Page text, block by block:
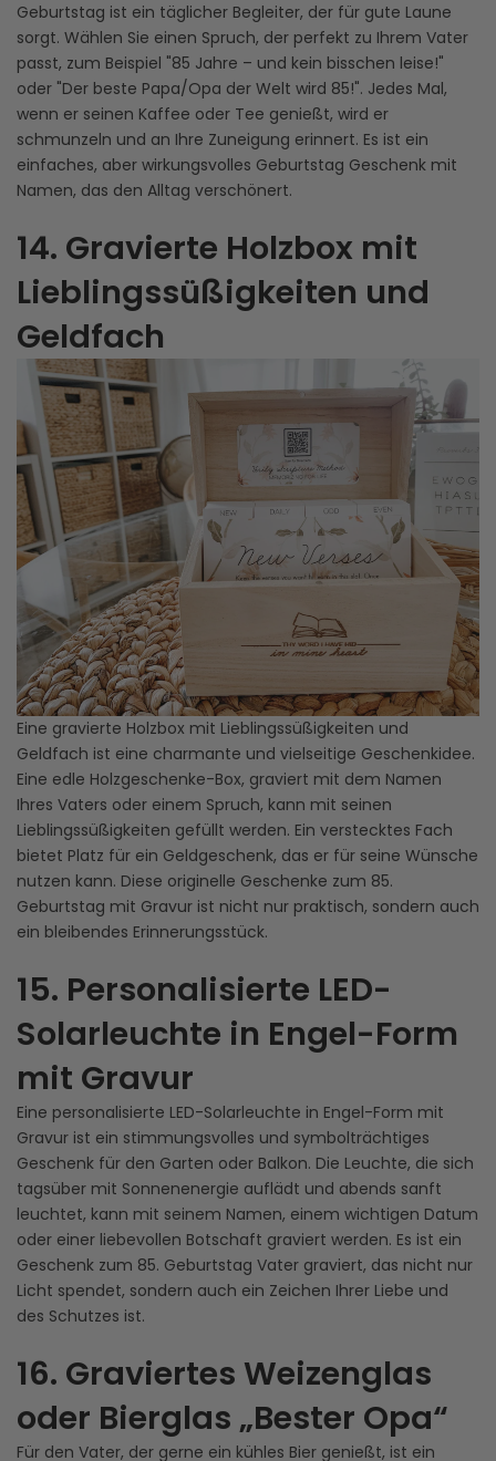
Geburtstag ist ein täglicher Begleiter, der für gute Laune
sorgt. Wählen Sie einen Spruch, der perfekt zu Ihrem Vater
passt, zum Beispiel "85 Jahre – und kein bisschen leise!"
oder "Der beste Papa/Opa der Welt wird 85!". Jedes Mal,
wenn er seinen Kaffee oder Tee genießt, wird er
schmunzeln und an Ihre Zuneigung erinnert. Es ist ein
einfaches, aber wirkungsvolles Geburtstag Geschenk mit
Namen, das den Alltag verschönert.
14. Gravierte Holzbox mit
Lieblingssüßigkeiten und
Geldfach
Eine gravierte Holzbox mit Lieblingssüßigkeiten und
Geldfach ist eine charmante und vielseitige Geschenkidee.
Eine edle Holzgeschenke-Box, graviert mit dem Namen
Ihres Vaters oder einem Spruch, kann mit seinen
Lieblingssüßigkeiten gefüllt werden. Ein verstecktes Fach
bietet Platz für ein Geldgeschenk, das er für seine Wünsche
nutzen kann. Diese originelle Geschenke zum 85.
Geburtstag mit Gravur ist nicht nur praktisch, sondern auch
ein bleibendes Erinnerungsstück.
15. Personalisierte LED-
Solarleuchte in Engel-Form
mit Gravur
Eine personalisierte LED-Solarleuchte in Engel-Form mit
Gravur ist ein stimmungsvolles und symbolträchtiges
Geschenk für den Garten oder Balkon. Die Leuchte, die sich
tagsüber mit Sonnenenergie auflädt und abends sanft
leuchtet, kann mit seinem Namen, einem wichtigen Datum
oder einer liebevollen Botschaft graviert werden. Es ist ein
Geschenk zum 85. Geburtstag Vater graviert, das nicht nur
Licht spendet, sondern auch ein Zeichen Ihrer Liebe und
des Schutzes ist.
16. Graviertes Weizenglas
oder Bierglas „Bester Opa“
Für den Vater, der gerne ein kühles Bier genießt, ist ein